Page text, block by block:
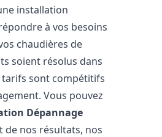
installation
à vos besoins
chaudières de
soient résolus dans
tarifs sont compétitifs
Vous pouvez
Dépannage
de nos résultats, nos